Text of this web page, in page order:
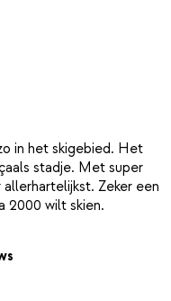
in het skigebied. Het
stadje. Met super
Zeker een